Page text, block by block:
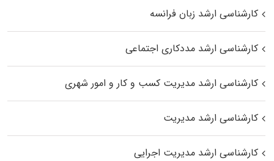
کارشناسی ارشد زبان فرانسه
کارشناسی ارشد مددکاری اجتماعی
کارشناسی ارشد مدیریت کسب و کار و امور شهری
کارشناسی ارشد مدیریت
کارشناسی ارشد مدیریت اجرایی